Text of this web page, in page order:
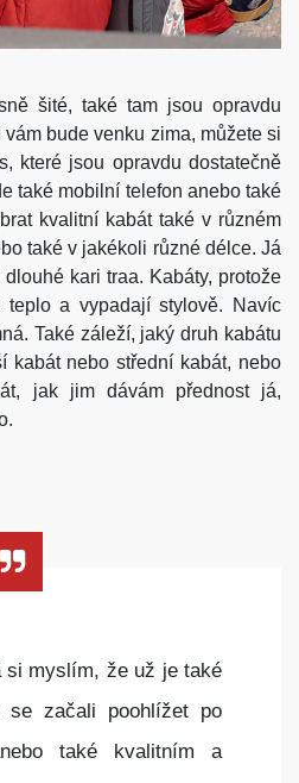
šité, také tam jsou opravdu
bude venku zima, můžete si
které jsou opravdu dostatečně
také mobilní telefon anebo také
kvalitní kabát také v různém
také v jakékoli různé délce. Já
kari traa. Kabáty, protože
a vypadají stylově. Navíc
Také záleží, jaký druh kabátu
kabát nebo střední kabát, nebo
jak jim dávám přednost já,
myslím, že už je také
se začali poohlížet po
také kvalitním a